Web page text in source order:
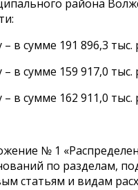
района
– в сумме 191 896,3 тыс.
– в сумме 159 917,0 тыс.
– в сумме 162 911,0 тыс.
№ 1
по разделам,
статьям и видам